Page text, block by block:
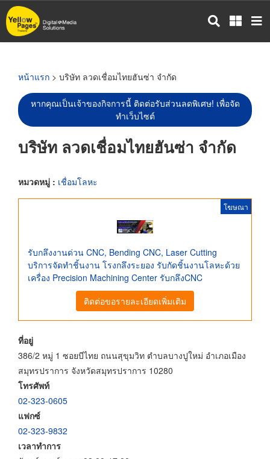
ข้าม
ไป
หน้าแรก > บริษัท ลวดเชื่อมไทยฮันซ่า จำกัด
หากคุณเป็นเจ้าของกิจการนี้ ติดต่อรับส่วนลดพิเศษ! เพื่อจัด
ทำเว็บไซต์
บริษัท ลวดเชื่อมไทยฮันซ่า จำกัด
หมวดหมู่ : เชื่อมโลหะ
โฆษณา
รับกลึงงานด่วน CNC, Bending CNC, Laser Cutting
บริการจัดทำชิ้นงาน โรงกลึงระยอง รับกัดชิ้นงานโลหะด้วย
เครื่อง Precision Machining Center รับกลึงCNC
ติดต่อขอรายละเอียดเพิ่มเติม
ที่อยู่
386/2 หมู่ 1 ซอยบีไทย ถนนสุขุมวิท ตำบลบางปูใหม่ อำเภอเมือง
สมุทรปราการ จังหวัดสมุทรปราการ 10280
โทรศัพท์
02-323-0605
แฟกซ์
02-323-9832
เวลาทำการ